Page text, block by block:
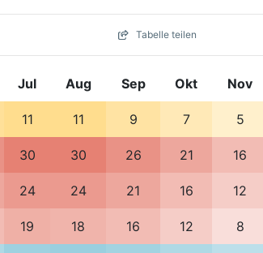
Tabelle teilen
Jul Aug Sep Okt Nov
11 11 9 7 5
30 30 26 21 16
24 24 21 16 12
19 18 16 12 8